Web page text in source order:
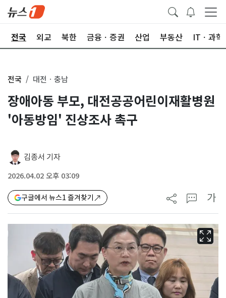
전국 외교 북한 금융ㆍ증권 산업 부동산 ITㆍ과학
전국 대전ㆍ충남
장애아동 부모, 대전공공어린이재활병원
'아동방임' 진상조사 촉구
김종서 기자
2026.04.02 오후 03:09
구글에서 뉴스1 즐겨찾기 가